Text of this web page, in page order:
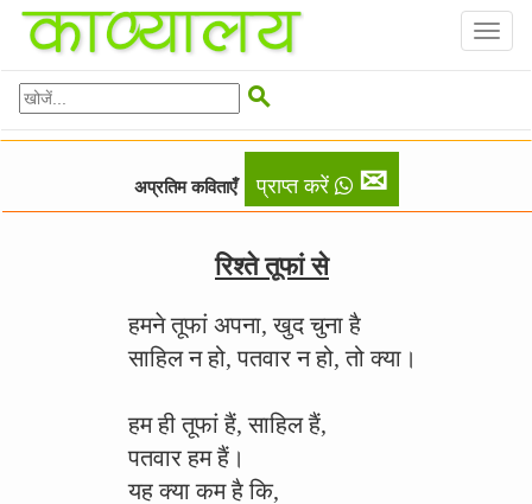

अप्रतिम कविताएँ प्राप्त करें ✉
रिश्ते तूफां से
हमने तूफां अपना, खुद चुना है
साहिल न हो, पतवार न हो, तो क्या।
हम ही तूफां हैं, साहिल हैं,
पतवार हम हैं।
यह क्या कम है कि,